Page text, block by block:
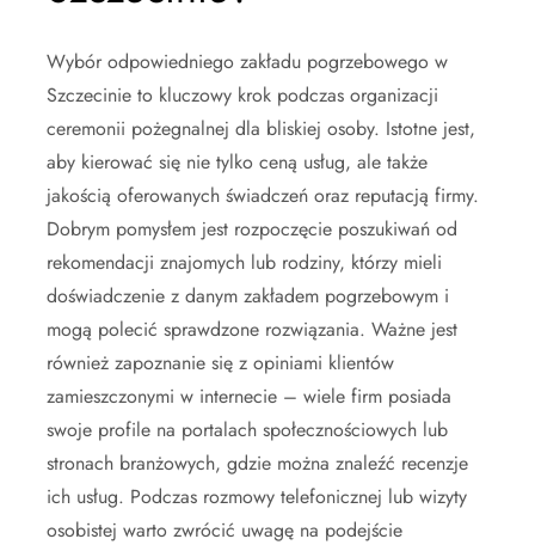
Wybór odpowiedniego zakładu pogrzebowego w
Szczecinie to kluczowy krok podczas organizacji
ceremonii pożegnalnej dla bliskiej osoby. Istotne jest,
aby kierować się nie tylko ceną usług, ale także
jakością oferowanych świadczeń oraz reputacją firmy.
Dobrym pomysłem jest rozpoczęcie poszukiwań od
rekomendacji znajomych lub rodziny, którzy mieli
doświadczenie z danym zakładem pogrzebowym i
mogą polecić sprawdzone rozwiązania. Ważne jest
również zapoznanie się z opiniami klientów
zamieszczonymi w internecie – wiele firm posiada
swoje profile na portalach społecznościowych lub
stronach branżowych, gdzie można znaleźć recenzje
ich usług. Podczas rozmowy telefonicznej lub wizyty
osobistej warto zwrócić uwagę na podejście